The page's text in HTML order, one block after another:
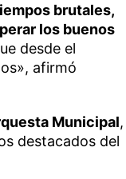
brutales,
los buenos
desde el
afirmó
Municipal,
destacados del